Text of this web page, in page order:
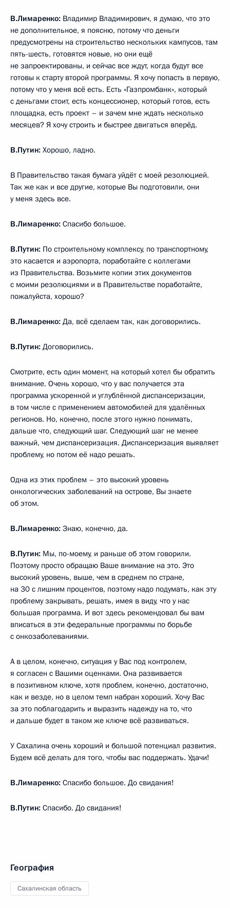
В.Лимаренко: Владимир Владимирович, я думаю, что это
не дополнительное, я поясню, потому что деньги
предусмотрены на строительство нескольких кампусов, там
пять-шесть, готовятся новые, но они ещё
не запроектированы, и сейчас все ждут, когда будут все
готовы к старту второй программы. Я хочу попасть в первую,
потому что у меня всё есть. Есть «Газпромбанк», который
с деньгами стоит, есть концессионер, который готов, есть
площадка, есть проект – и зачем мне ждать несколько
месяцев? Я хочу строить и быстрее двигаться вперёд.
В.Путин: Хорошо, ладно.
В Правительство такая бумага уйдёт с моей резолюцией.
Так же как и все другие, которые Вы подготовили, они
у меня здесь все.
В.Лимаренко: Спасибо большое.
В.Путин: По строительному комплексу, по транспортному,
это касается и аэропорта, поработайте с коллегами
из Правительства. Возьмите копии этих документов
с моими резолюциями и в Правительстве поработайте,
пожалуйста, хорошо?
В.Лимаренко: Да, всё сделаем так, как договорились.
В.Путин: Договорились.
Смотрите, есть один момент, на который хотел бы обратить
внимание. Очень хорошо, что у вас получается эта
программа ускоренной и углублённой диспансеризации,
в том числе с применением автомобилей для удалённых
регионов. Но, конечно, после этого нужно понимать,
дальше что, следующий шаг. Следующий шаг не менее
важный, чем диспансеризация. Диспансеризация выявляет
проблему, но потом её надо решать.
Одна из этих проблем – это высокий уровень
онкологических заболеваний на острове, Вы знаете
об этом.
В.Лимаренко: Знаю, конечно, да.
В.Путин: Мы, по-моему, и раньше об этом говорили.
Поэтому просто обращаю Ваше внимание на это. Это
высокий уровень, выше, чем в среднем по стране,
на 30 с лишним процентов, поэтому надо подумать, как эту
проблему закрывать, решать, имея в виду, что у нас
большая программа. И вот здесь рекомендовал бы вам
вписаться в эти федеральные программы по борьбе
с онкозаболеваниями.
А в целом, конечно, ситуация у Вас под контролем,
я согласен с Вашими оценками. Она развивается
в позитивном ключе, хотя проблем, конечно, достаточно,
как и везде, но в целом темп набран хороший. Хочу Вас
за это поблагодарить и выразить надежду на то, что
и дальше будет в таком же ключе всё развиваться.
У Сахалина очень хороший и большой потенциал развития.
Будем всё делать для того, чтобы вас поддержать. Удачи!
В.Лимаренко: Спасибо большое. До свидания!
В.Путин: Спасибо. До свидания!
География
Сахалинская область